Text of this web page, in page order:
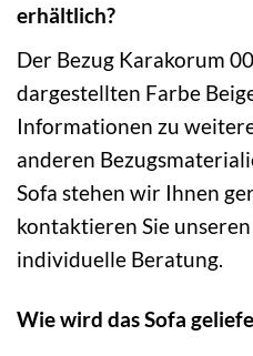
erhältlich?
Der Bezug Karakorum
dargestellten Farbe
Informationen zu
anderen
Sofa stehen wir Ihnen
kontaktieren Sie
individuelle Beratung.
Wie wird das Sofa